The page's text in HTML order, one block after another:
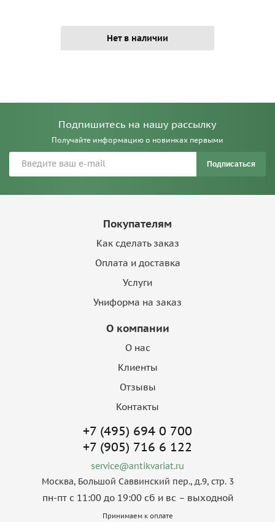
Нет в наличии
Подпишитесь на нашу рассылку
Получайте информацию о новинках первыми
Подписаться
Покупателям
Как сделать заказ
Оплата и доставка
Услуги
Униформа на заказ
О компании
О нас
Клиенты
Отзывы
Контакты
+7 (495) 694 0 700
+7 (905) 716 6 122
service@antikvariat.ru
Москва, Большой Саввинский пер., д.9, стр. 3
пн-пт с 11:00 до 19:00 сб и вс – выходной
Принимаем к оплате